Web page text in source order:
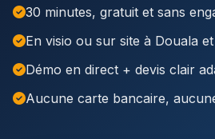
30 minutes, gratuit et sans
En visio ou sur site à Douala
Démo en direct + devis clair
Aucune carte bancaire,